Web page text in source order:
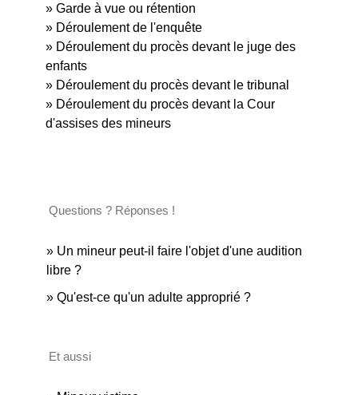
Garde à vue ou rétention
Déroulement de l'enquête
Déroulement du procès devant le juge des
enfants
Déroulement du procès devant le tribunal
Déroulement du procès devant la Cour
d'assises des mineurs
Questions ? Réponses !
Un mineur peut-il faire l'objet d'une audition
libre ?
Qu'est-ce qu'un adulte approprié ?
Et aussi